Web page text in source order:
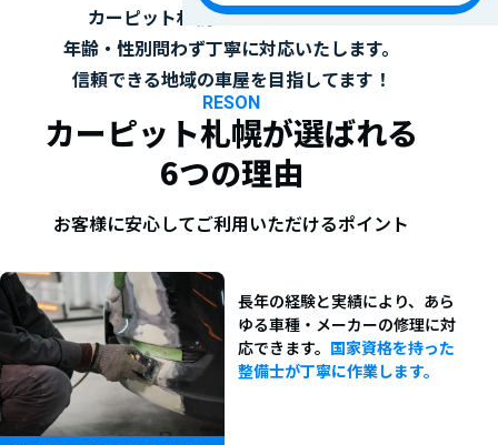
カーピット札幌は業界歴30年以上、
年齢・性別問わず丁寧に対応いたします。
信頼できる地域の車屋を目指してます！
RESON
カーピット札幌が選ばれる
6つの理由
お客様に安心してご利用いただけるポイント
長年の経験と実績により、あら
ゆる車種・メーカーの修理に対
応できます。 国家資格を持った
整備士が丁寧に作業します。